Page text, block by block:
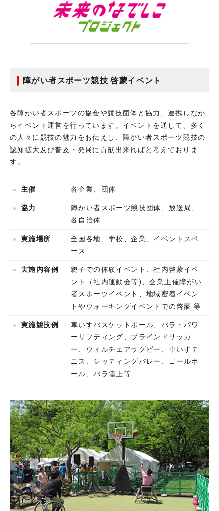
障がい者スポーツ競技 啓蒙イベント
各障がい者スポーツの協会や競技団体と協力、連携しなが
らイベント運営を行っています。イベントを通して、多く
の人々に競技の魅力をお伝えし、障がい者スポーツ競技の
認知拡大及び普及・発展に貢献出来ればと考えておりま
す。
主催 各企業、団体
協力
障がい者スポーツ競技団体、放送局、
各自治体
実施場所
全国各地、学校、企業、イベントスペ
ース
実施内容例
親子での体験イベント、社内啓蒙イベ
ント（社内運動会等)、企業主催障がい
者スポーツイベント、地域密着イベン
トやウォーキングイベントでの啓蒙 等
実施競技例
車いすバスケットボール、パラ・パワ
ーリフティング、ブラインドサッカ
ー、ウィルチェアラグビー、車いすテ
ニス、シッティングバレー、ゴールボ
ール、パラ陸上等